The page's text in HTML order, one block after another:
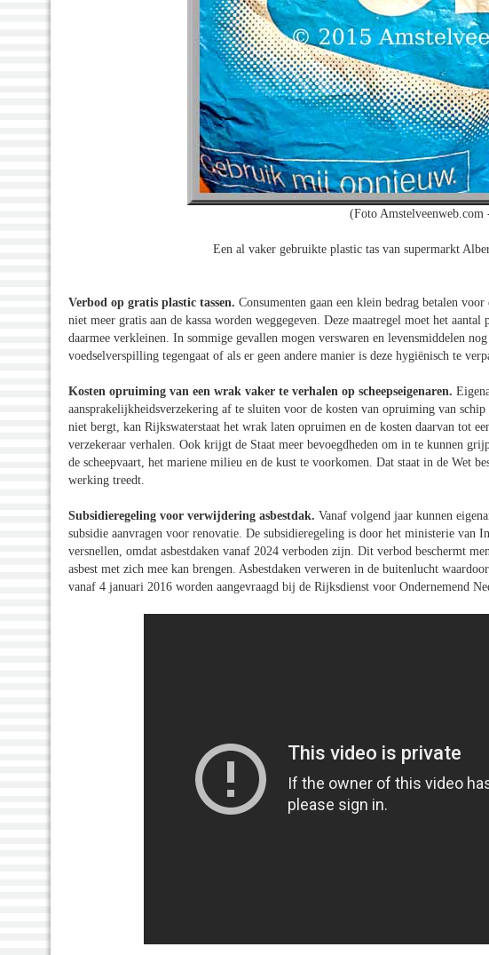
(Foto Amstelveenweb.com
Een al vaker gebruikte plastic tas van supermarkt
Verbod op gratis plastic tassen. Consumenten gaan een klein bedrag betalen
niet meer gratis aan de kassa worden weggegeven. Deze maatregel moet het
daarmee verkleinen. In sommige gevallen mogen verswaren en levensmiddelen
voedselverspilling tegengaat of als er geen andere manier is deze hygiënisch te
Kosten opruiming van een wrak vaker te verhalen op scheepseigenaren.
aansprakelijkheidsverzekering af te sluiten voor de kosten van opruiming van
niet bergt, kan Rijkswaterstaat het wrak laten opruimen en de kosten daarvan tot
verzekeraar verhalen. Ook krijgt de Staat meer bevoegdheden om in te kunnen
de scheepvaart, het mariene milieu en de kust te voorkomen. Dat staat in de Wet
werking treedt.
Subsidieregeling voor verwijdering asbestdak. Vanaf volgend jaar kunnen
subsidie aanvragen voor renovatie. De subsidieregeling is door het ministerie van
versnellen, omdat asbestdaken vanaf 2024 verboden zijn. Dit verbod beschermt
asbest met zich mee kan brengen. Asbestdaken verweren in de buitenlucht
vanaf 4 januari 2016 worden aangevraagd bij de Rijksdienst voor Ondernemend